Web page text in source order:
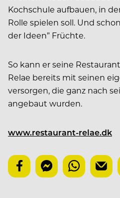
Kochschule aufbauen, in
Rolle spielen soll. Und
der Ideen” Früchte.
So kann er seine
Relae bereits mit seinen
versorgen, die ganz nach
angebaut wurden.
www.restaurant-relae.dk